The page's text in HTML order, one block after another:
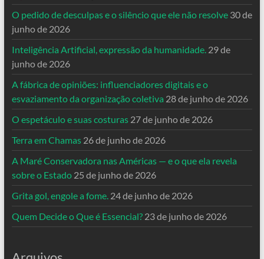
O pedido de desculpas e o silêncio que ele não resolve 30 de
junho de 2026
Inteligência Artificial, expressão da humanidade. 29 de
junho de 2026
A fábrica de opiniões: influenciadores digitais e o
esvaziamento da organização coletiva 28 de junho de 2026
O espetáculo e suas costuras 27 de junho de 2026
Terra em Chamas 26 de junho de 2026
A Maré Conservadora nas Américas — e o que ela revela
sobre o Estado 25 de junho de 2026
Grita gol, engole a fome. 24 de junho de 2026
Quem Decide o Que é Essencial? 23 de junho de 2026